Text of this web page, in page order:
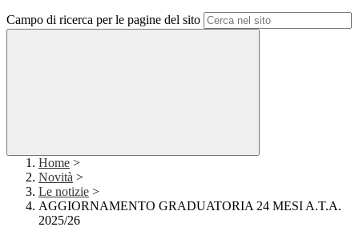
Campo di ricerca per le pagine del sito
Home >
Novità >
Le notizie >
AGGIORNAMENTO GRADUATORIA 24 MESI A.T.A.
2025/26